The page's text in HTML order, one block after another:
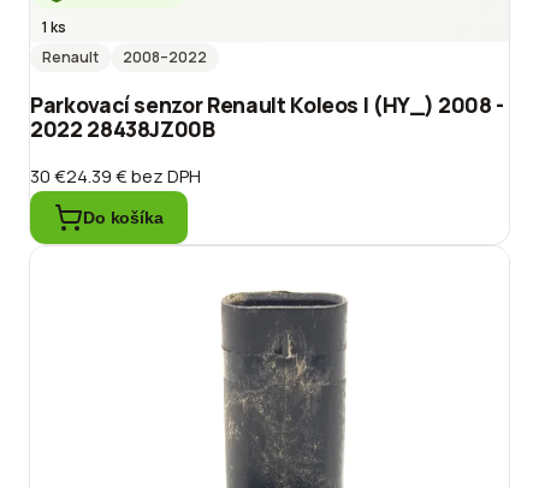
1 ks
Renault
2008–2022
Parkovací senzor Renault Koleos I (HY_) 2008 -
2022 28438JZ00B
30 €24.39 €bez DPH
Do košíka